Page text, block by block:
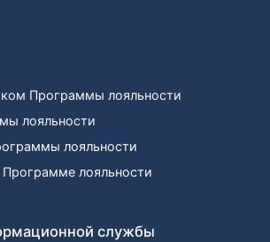
Программы лояльности
лояльности
лояльности
Программе лояльности
службы